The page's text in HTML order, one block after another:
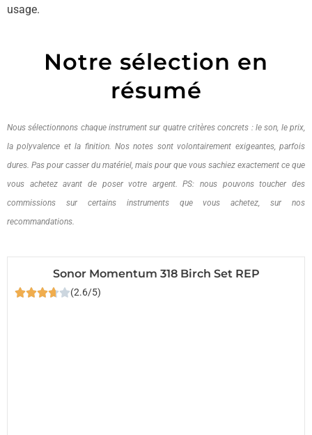
usage.
Notre sélection en
résumé
Nous sélectionnons chaque instrument sur quatre critères concrets : le son, le prix,
la polyvalence et la finition. Nos notes sont volontairement exigeantes, parfois
dures. Pas pour casser du matériel, mais pour que vous sachiez exactement ce que
vous achetez avant de poser votre argent. PS: nous pouvons toucher des
commissions sur certains instruments que vous achetez, sur nos
recommandations.
Sonor Momentum 318 Birch Set REP
(2.6/5)